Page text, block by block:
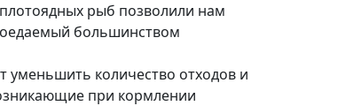
рыб позволили нам
большинством
уменьшить количество отходов и
при кормлении